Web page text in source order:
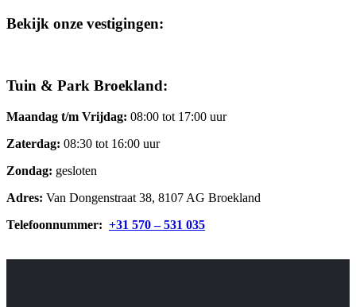
Bekijk onze vestigingen:
Tuin & Park Broekland:
Maandag t/m Vrijdag: 08:00 tot 17:00 uur
Zaterdag: 08:30 tot 16:00 uur
Zondag: gesloten
Adres: Van Dongenstraat 38, 8107 AG Broekland
Telefoonnummer: +31 570 – 531 035